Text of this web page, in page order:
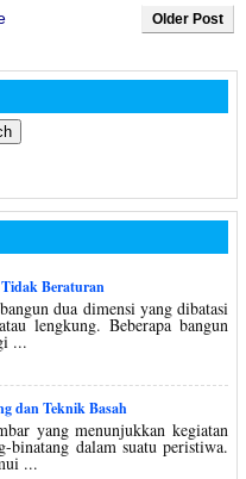
Older Post
Beraturan
dua dimensi yang dibatasi
lengkung. Beberapa bangun
...
dan Teknik Basah
yang menunjukkan kegiatan
binatang dalam suatu peristiwa.
...